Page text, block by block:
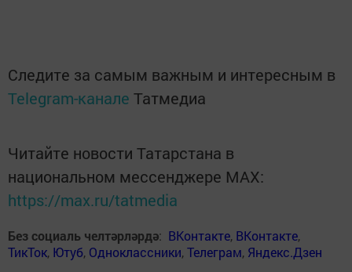
Следите за самым важным и интересным в
Telegram-канале Татмедиа
Читайте новости Татарстана в
национальном мессенджере MАХ:
https://max.ru/tatmedia
Без социаль челтәрләрдә: ВКонтакте, ВКонтакте,
ТикТок, Ютуб, Одноклассники,Телеграм, Яндекс.Дзен